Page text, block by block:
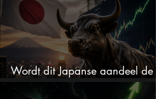
Wordt dit Japanse aandeel de
comeback kid van 2026?